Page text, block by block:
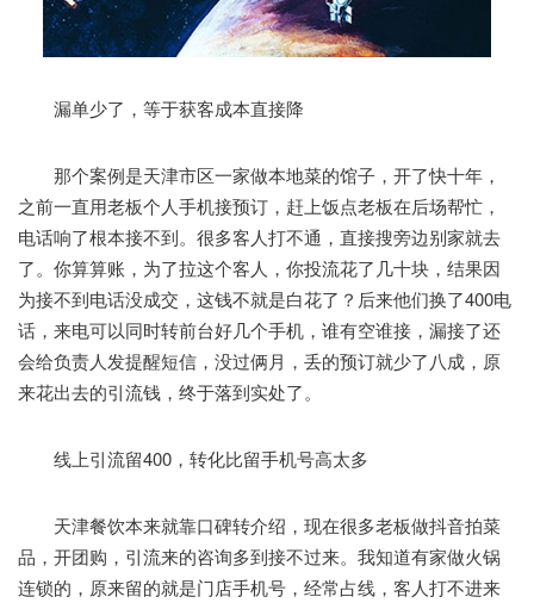
漏单少了，等于获客成本直接降
那个案例是天津市区一家做本地菜的馆子，开了快十年，
之前一直用老板个人手机接预订，赶上饭点老板在后场帮忙，
电话响了根本接不到。很多客人打不通，直接搜旁边别家就去
了。你算算账，为了拉这个客人，你投流花了几十块，结果因
为接不到电话没成交，这钱不就是白花了？后来他们换了400电
话，来电可以同时转前台好几个手机，谁有空谁接，漏接了还
会给负责人发提醒短信，没过俩月，丢的预订就少了八成，原
来花出去的引流钱，终于落到实处了。
线上引流留400，转化比留手机号高太多
天津餐饮本来就靠口碑转介绍，现在很多老板做抖音拍菜
品，开团购，引流来的咨询多到接不过来。我知道有家做火锅
连锁的，原来留的就是门店手机号，经常占线，客人打不进来